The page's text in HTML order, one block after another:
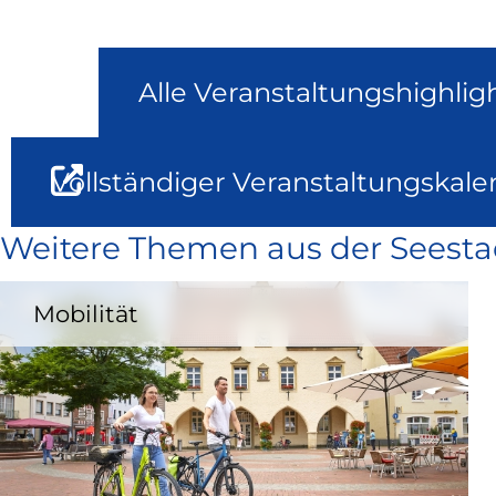
Alle
Vollständiger
Weitere Themen aus der
Mobilität